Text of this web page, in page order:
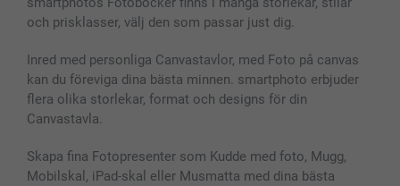
MyNameBook
Fotoramar & Tillbehör
Presentkort
Alla fotoprodukter
Villkor och garantier
Priser & betalning
och prisklasser, välj den som passar just dig.
Inred med personliga Canvastavlor, med Foto på canvas
kan du föreviga dina bästa minnen. smartphoto erbjuder
flera olika storlekar, format och designs för din
Canvastavla.
Skapa fina Fotopresenter som Kudde med foto, Mugg,
Mobilskal, iPad-skal eller Musmatta med dina bästa